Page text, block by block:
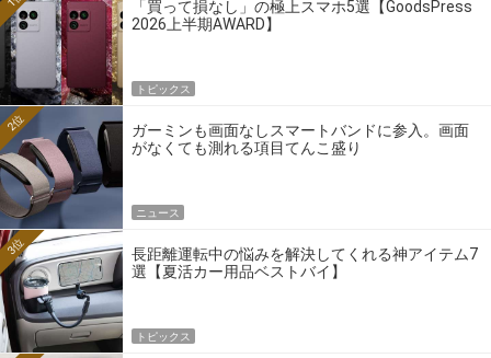
「買って損なし」の極上スマホ5選【GoodsPress
2026上半期AWARD】
トピックス
ガーミンも画面なしスマートバンドに参入。画面
がなくても測れる項目てんこ盛り
2位
ニュース
長距離運転中の悩みを解決してくれる神アイテム7
選【夏活カー用品ベストバイ】
3位
トピックス